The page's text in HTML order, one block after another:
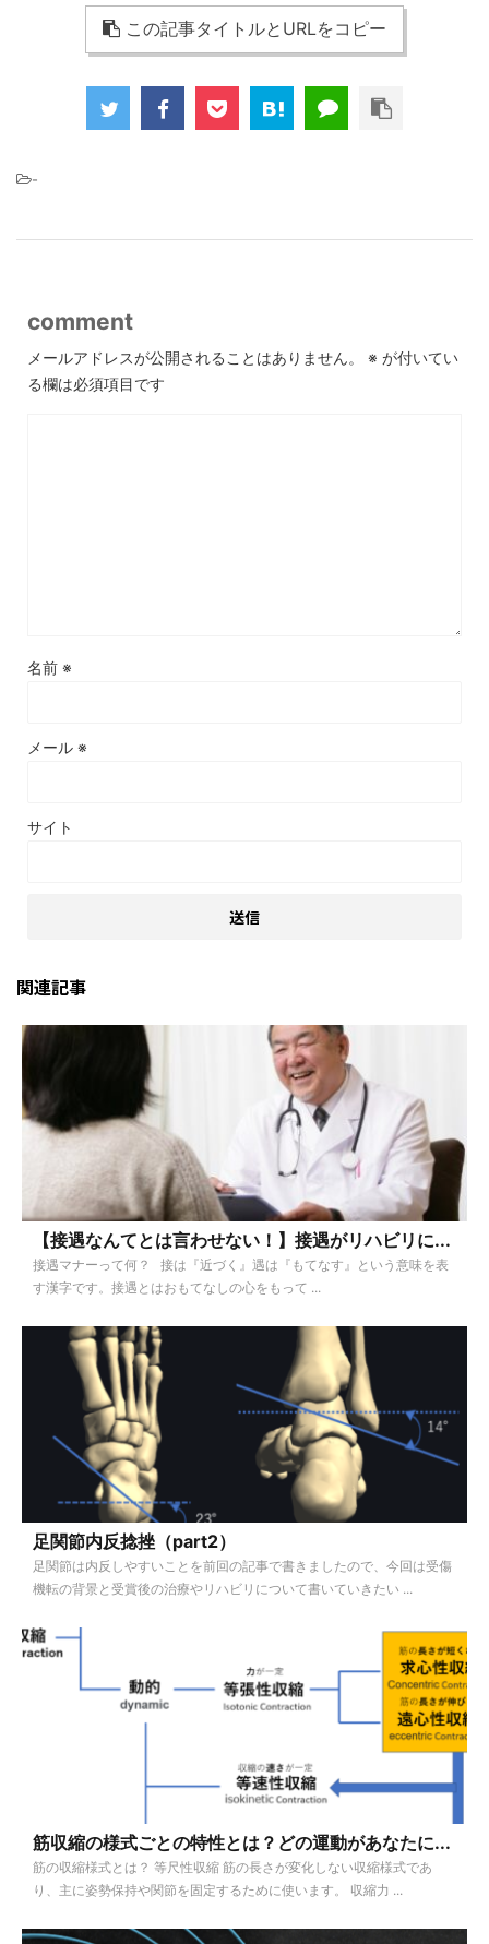
この記事タイトルとURLをコピー
-
comment
メールアドレスが公開されることはありません。 ※ が付いてい
る欄は必須項目です
名前 ※
メール ※
サイト
関連記事
【接遇なんてとは言わせない！】接遇がリハビリに...
接遇マナーって何？ 接は『近づく』遇は『もてなす』という意味を表
す漢字です。接遇とはおもてなしの心をもって ...
足関節内反捻挫（part2）
足関節は内反しやすいことを前回の記事で書きましたので、今回は受傷
機転の背景と受賞後の治療やリハビリについて書いていきたい ...
筋収縮の様式ごとの特性とは？どの運動があなたに...
筋の収縮様式とは？ 等尺性収縮 筋の長さが変化しない収縮様式であ
り、主に姿勢保持や関節を固定するために使います。 収縮力 ...